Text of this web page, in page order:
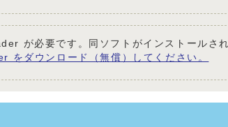
が必要です。同ソフトがインストールさ
ダウンロード（無償）してください。